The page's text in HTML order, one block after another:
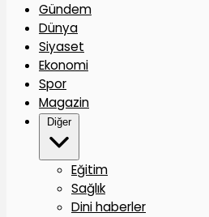
Gündem
Dünya
Siyaset
Ekonomi
Spor
Magazin
Diğer
Eğitim
Sağlık
Dini haberler